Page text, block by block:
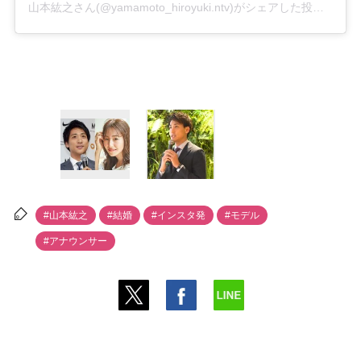
山本紘之 さん(@yamamoto_hiroyuki.ntv)がシェアした投稿 -
#山本紘之 #結婚 #インスタ発 #モデル
#アナウンサー